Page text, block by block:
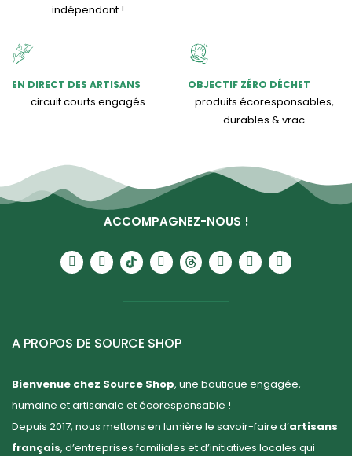
indépendant !
EN DIRECT DES ARTISANS
circuit courts engagés
OBJECTIF ZÉRO DÉCHET
produits écoresponsables,
durables & vrac
ACCOMPAGNEZ-NOUS !
A PROPOS DE SOURCE SHOP
Bienvenue chez Source Shop, une boutique engagée,
humaine et artisanale et écoresponsable !
Depuis 2017, nous mettons en lumière le savoir-faire d’artisans
français, d’entreprises familiales et d’initiatives locales qui